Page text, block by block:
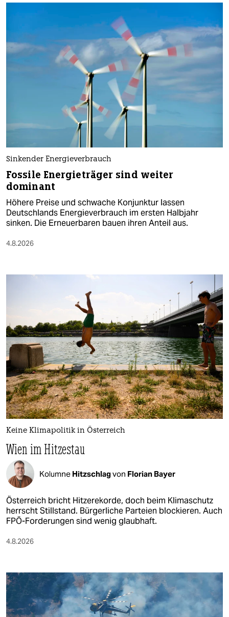
Sinkender Energieverbrauch
Fossile Energieträger sind weiter
dominant
Höhere Preise und schwache Konjunktur lassen
Deutschlands Energieverbrauch im ersten Halbjahr
sinken. Die Erneuerbaren bauen ihren Anteil aus.
4.8.2026
Keine Klimapolitik in Österreich
Wien im Hitzestau
Kolumne Hitzschlagvon Florian Bayer
Österreich bricht Hitzerekorde, doch beim Klimaschutz
herrscht Stillstand. Bürgerliche Parteien blockieren. Auch
FPÖ-Forderungen sind wenig glaubhaft.
4.8.2026